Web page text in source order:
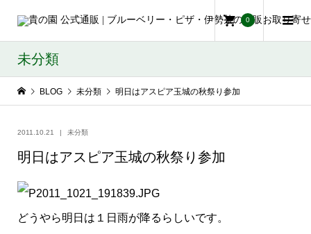
0
未分類
BLOG 未分類 明日はアスピア玉城の秋祭り参加
2011.10.21 未分類
明日はアスピア玉城の秋祭り参加
どうやら明日は１日雨が降るらしいです。